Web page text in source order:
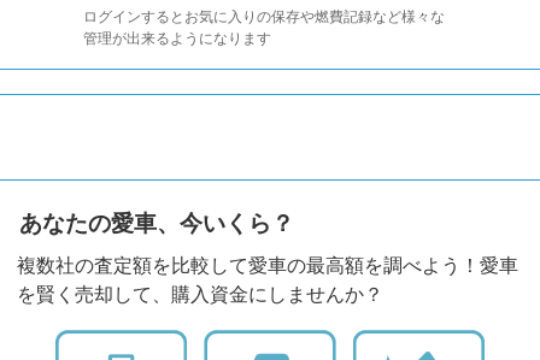
ログインするとお気に入りの保存や燃費記録など様々な
管理が出来るようになります
あなたの愛車、今いくら？
複数社の査定額を比較して愛車の最高額を調べよう！愛車
を賢く売却して、購入資金にしませんか？